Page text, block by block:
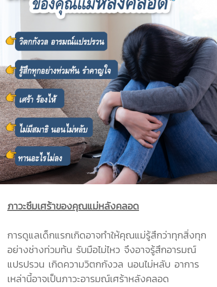
ภาวะซึมเศร้าของคุณแม่หลังคลอด
การดูแลเด็กแรกเกิดอาจทำให้คุณแม่รู้สึกว่าทุกสิ่งทุก
อย่างช่างท่วมท้น รับมือไม่ไหว จึงอาจรู้สึกอารมณ์
แปรปรวน เกิดความวิตกกังวล นอนไม่หลับ อาการ
เหล่านี้อาจเป็นภาวะอารมณ์เศร้าหลังคลอด